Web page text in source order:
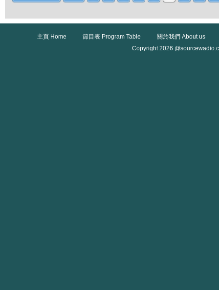
主頁 Home 節目表 Program Table
關於我們 About us
Copyright 2026